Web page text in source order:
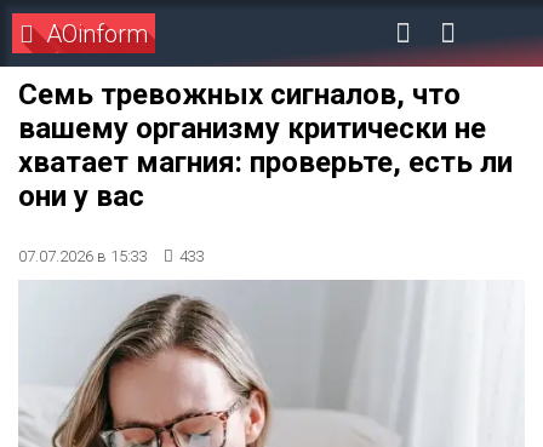
AOinform
Семь тревожных сигналов, что
вашему организму критически не
хватает магния: проверьте, есть ли
они у вас
07.07.2026 в 15:33 433